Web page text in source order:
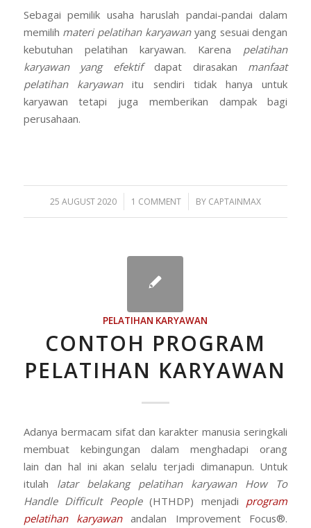
Sebagai pemilik usaha haruslah pandai-pandai dalam
memilih materi pelatihan karyawanyang sesuai dengan
kebutuhan pelatihan karyawan. Karena pelatihan
karyawan yang efektifdapat dirasakan manfaat
pelatihan karyawanitu sendiri tidak hanya untuk
karyawan tetapi juga memberikan dampak bagi
perusahaan.
25 AUGUST 2020
/ 1 COMMENT
/ BY CAPTAINMAX
PELATIHAN KARYAWAN
CONTOH PROGRAM
PELATIHAN KARYAWAN
Adanya bermacam sifat dan karakter manusia seringkali
membuat kebingungan dalam menghadapi orang
lain dan hal ini akan selalu terjadi dimanapun. Untuk
itulah latar belakang pelatihan karyawan
How To
Handle Difficult People(HTHDP) menjadi program
pelatihan karyawanandalan Improvement Focus®.